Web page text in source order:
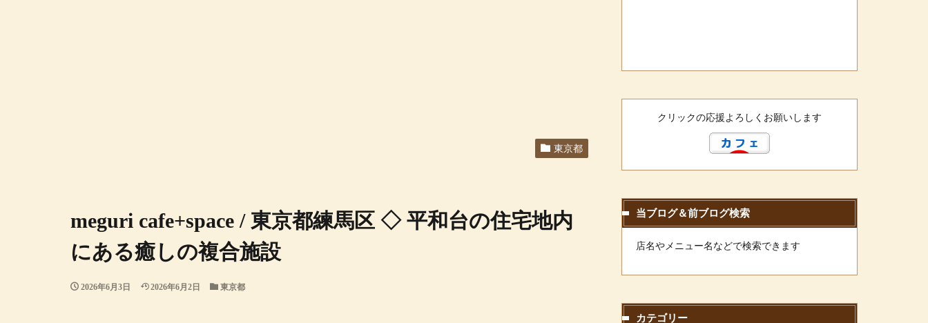
meguri cafe+space / 東京都練馬区 ◇ 平和台の住宅地内
にある癒しの複合施設
2026年6月3日 2026年6月2日 東京都
東京都
クリックの応援よろしくお願いします
当ブログ＆前ブログ検索
店名やメニュー名などで検索できます
カテゴリー